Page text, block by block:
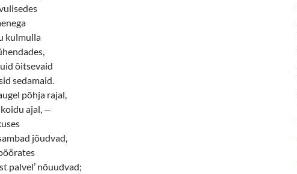
kulmulla
õitsevaid
sedamaid.
põhja rajal,
ajal, —
jõudvad,
palvel’ nõuudvad;